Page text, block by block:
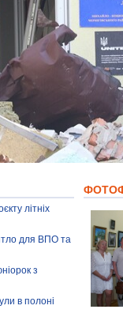
літніх
для ВПО та
з
в полоні